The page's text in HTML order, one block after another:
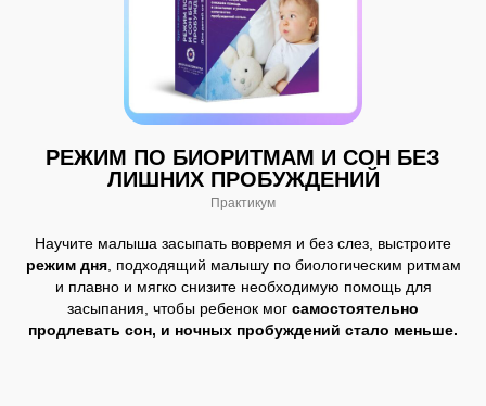
РЕЖИМ ПО БИОРИТМАМ И СОН БЕЗ
ЛИШНИХ ПРОБУЖДЕНИЙ
Практикум
Научите малыша засыпать вовремя и без слез, выстроите
режим дня, подходящий малышу по биологическим ритмам
и плавно и мягко снизите необходимую помощь для
засыпания, чтобы ребенок мог самостоятельно
продлевать сон, и ночных пробуждений стало меньше.
2000 - 3500 рублей
Курсы по ГВ / прикорму / детскому сну /
уходу за ребенком
5 000 - 60 000 рублей